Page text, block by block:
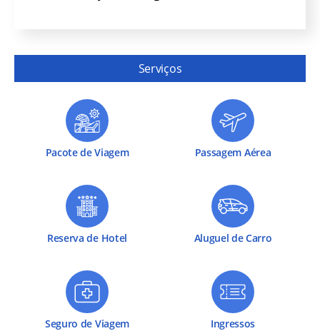
Serviços
Pacote de Viagem Passagem Aérea
Reserva de Hotel Aluguel de Carro
Seguro de Viagem Ingressos